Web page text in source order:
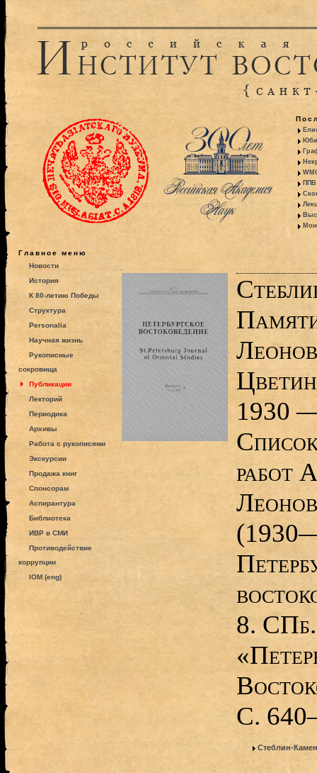
ППВ
Главное меню
Новости
История
К 80-летию Победы
Структура
Personalia
Научная жизнь
Рукописные
сокровища
Публикации
Лекторий
Периодика
Архивы
Работа с рукописями
Экскурсии
Продажа книг
Спонсорам
Аспирантура
Библиотека
ИВР в СМИ
Противодействие
коррупции
IOM (eng)
1930
работ
8.
С.
Стеблин-